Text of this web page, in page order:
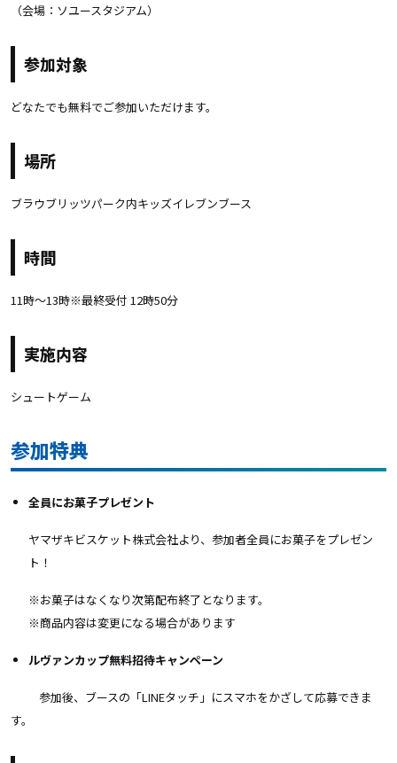
（会場：ソユースタジアム）
参加対象
どなたでも無料でご参加いただけます。
場所
ブラウブリッツパーク内キッズイレブンブース
時間
11時〜13時※最終受付 12時50分
実施内容
シュートゲーム
参加特典
全員にお菓子プレゼント
ヤマザキビスケット株式会社より、参加者全員にお菓子をプレゼン
ト！
※お菓子はなくなり次第配布終了となります。
※商品内容は変更になる場合があります
ルヴァンカップ無料招待キャンペーン
参加後、ブースの「LINEタッチ」にスマホをかざして応募できま
す。